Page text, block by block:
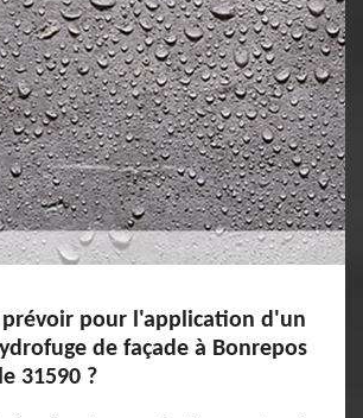
pour l'application d'un
de façade à Bonrepos
31590 ?